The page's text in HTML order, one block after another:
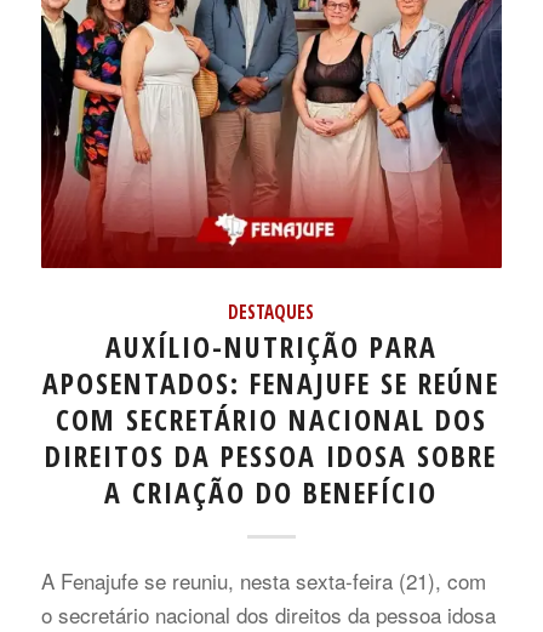
DESTAQUES
AUXÍLIO-NUTRIÇÃO PARA
APOSENTADOS: FENAJUFE SE REÚNE
COM SECRETÁRIO NACIONAL DOS
DIREITOS DA PESSOA IDOSA SOBRE
A CRIAÇÃO DO BENEFÍCIO
A Fenajufe se reuniu, nesta sexta-feira (21), com
o secretário nacional dos direitos da pessoa idosa